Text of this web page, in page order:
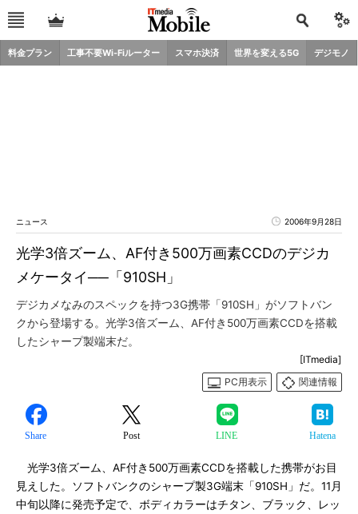
料金プラン 工事不要Wi-Fiルーター スマホ決済 世界を変える5G デジモノ
ニュース 2006年9月28日
光学3倍ズーム、AF付き500万画素CCDのデジカ
メケータイ──「910SH」
デジカメなみのスペックを持つ3G携帯「910SH」がソフトバン
クから登場する。光学3倍ズーム、AF付き500万画素CCDを搭載
したシャープ製端末だ。
[ITmedia]
PC用表示
関連情報
Share Post LINE Hatena
光学3倍ズーム、AF付き500万画素CCDを搭載した携帯がお目
見えした。ソフトバンクのシャープ製3G端末「910SH」だ。11月
中旬以降に発売予定で、ボディカラーはチタン、ブラック、レッ